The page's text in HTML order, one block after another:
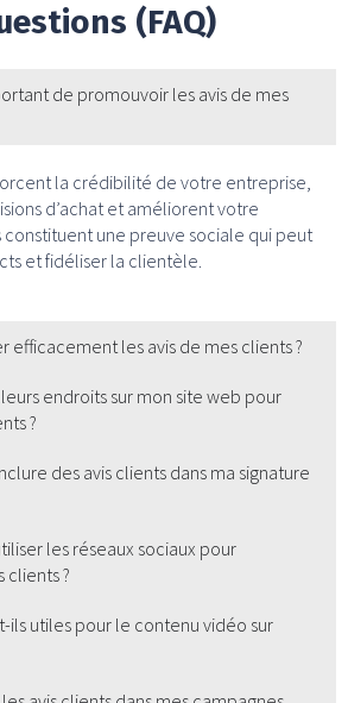
(FAQ)
de promouvoir les avis de mes
la crédibilité de votre entreprise,
d’achat et améliorent votre
constituent une preuve sociale qui peut
et fidéliser la clientèle.
les avis de mes clients ?
endroits sur mon site web pour
?
des avis clients dans ma signature
les réseaux sociaux pour
clients ?
ils utiles pour le contenu vidéo sur